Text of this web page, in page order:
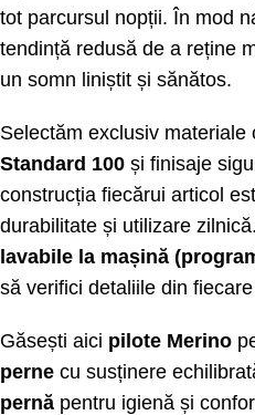
tot parcursul nopții. În mod
tendință redusă de a reține
un somn liniștit și sănătos.
Selectăm exclusiv materiale
Standard 100 și finisaje
construcția fiecărui articol
durabilitate și utilizare
lavabile la mașină
să verifici detaliile din
Găsești aici pilote Merino
perne cu susținere
pernă pentru igienă și